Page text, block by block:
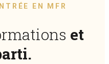
EN MFR
et